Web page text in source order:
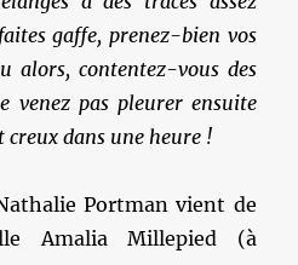
gaffe, prenez-bien vos
alors, contentez-vous des
venez pas pleurer ensuite
creux dans une heure !
Portman vient de
Amalia Millepied (à